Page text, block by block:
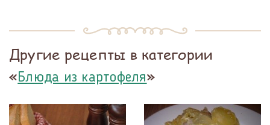
Другие рецепты в категории
«Блюда из картофеля»